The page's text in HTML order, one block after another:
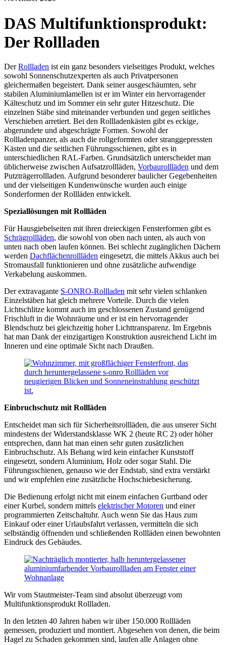
DAS Multifunktionsprodukt:
Der Rollladen
DerRollladen ist ein ganz besonders vielseitiges Produkt, welches
sowohl Sonnenschutzexperten als auch Privatpersonen
gleichermaßen begeistert. Dank seiner ausgeschäumten, sehr
stabilen Aluminiumlamellen ist er im Winter ein hervorragender
Kälteschutz und im Sommer ein sehr guter Hitzeschutz. Die
einzelnen Stäbe sind miteinander verbunden und gegen seitliches
Verschieben arretiert. Bei den Rollladenkästen gibt es eckige,
abgerundete und abgeschrägte Formen. Sowohl der
Rollladenpanzer, als auch die rollgeformten oder stranggepressten
Kästen und die seitlichen Führungsschienen, gibt es in
unterschiedlichen RAL-Farben. Grundsätzlich unterscheidet man
üblicherweise zwischen Aufsatzrollläden, Vorbaurollläden und dem
Putzträgerrollladen. Aufgrund besonderer baulicher Gegebenheiten
und der vielseitigen Kundenwünsche wurden auch einige
Sonderformen der Rollläden entwickelt.
Speziallösungen mit Rollläden
Für Hausgiebelseiten mit ihren dreieckigen Fensterformen gibt es
Schrägrollläden, die sowohl von oben nach unten, als auch von
unten nach oben laufen können. Bei schlecht zugänglichen Dächern
werden Dachflächenrollläden eingesetzt, die mittels Akkus auch bei
Stromausfall funktionieren und ohne zusätzliche aufwendige
Verkabelung auskommen.
Der extravagante S-ONRO-Rollladen mit sehr vielen schlanken
Einzelstäben hat gleich mehrere Vorteile. Durch die vielen
Lichtschlitze kommt auch im geschlossenen Zustand genügend
Frischluft in die Wohnräume und er ist ein hervorragender
Blendschutz bei gleichzeitig hoher Lichttransparenz. Im Ergebnis
hat man Dank der einzigartigen Konstruktion ausreichend Licht im
Inneren und eine optimale Sicht nach Draußen.
Einbruchschutz mit Rollläden
Entscheidet man sich für Sicherheitsrollläden, die aus unserer Sicht
mindestens der Widerstandsklasse WK 2 (heute RC 2) oder höher
entsprechen, dann hat man einen sehr guten zusätzlichen
Einbruchschutz. Als Behang wird kein einfacher Kunststoff
eingesetzt, sondern Aluminium, Holz oder sogar Stahl. Die
Führungsschienen, genauso wie der Endstab, sind extra verstärkt
und wir empfehlen eine zusätzliche Hochschiebesicherung.
Die Bedienung erfolgt nicht mit einem einfachen Gurtband oder
einer Kurbel, sondern mittels elektrischer Motoren und einer
programmierten Zeitschaltuhr. Auch wenn Sie das Haus zum
Einkauf oder einer Urlaubsfahrt verlassen, vermitteln die sich
selbständig öffnenden und schließenden Rollläden einen bewohnten
Eindruck des Gebäudes.
Wir vom Stautmeister-Team sind absolut überzeugt vom
Multifunktionsprodukt Rollladen.
In den letzten 40 Jahren haben wir über 150.000 Rollläden
gemessen, produziert und montiert. Abgesehen von denen, die beim
Hagel zu Schaden gekommen sind, laufen alle Anlagen ohne